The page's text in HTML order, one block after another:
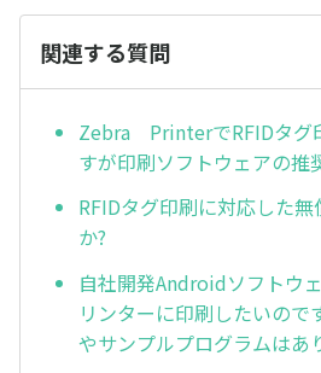
関連する質問
Zebra PrinterでRFIDタグ
すが印刷ソフトウェアの推
RFIDタグ印刷に対応した
か?
自社開発Androidソフトウ
リンターに印刷したいので
やサンプルプログラムはあ